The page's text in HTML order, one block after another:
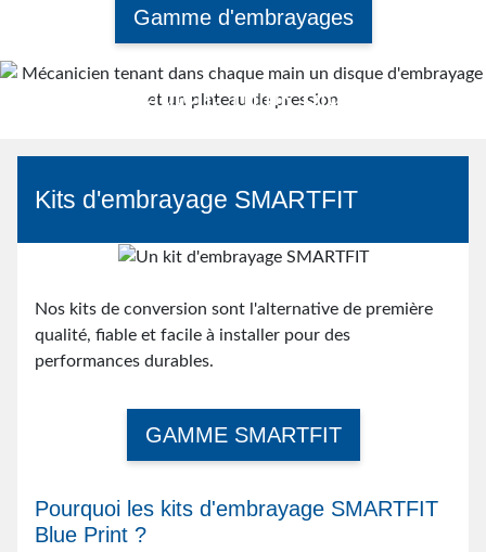
Gamme d'embrayages
Think Clutch. Think Blue Print.
Kits d'embrayage SMARTFIT
Nos kits de conversion sont l'alternative de première
qualité, fiable et facile à installer pour des
performances durables.
GAMME SMARTFIT
Pourquoi les kits d'embrayage SMARTFIT
Blue Print ?